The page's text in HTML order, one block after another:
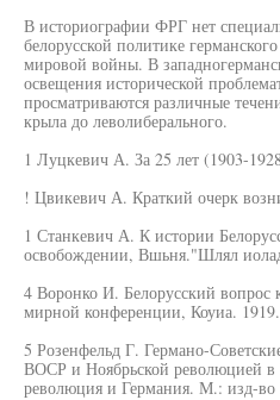
В историографии ФРГ нет
белорусской политике
мировой войны. В
освещения исторической
просматриваются различные
крыла до леволиберального.
1 Луцкевич А. За 25 лет (1903-
! Цвикевич А. Краткий очерк
1 Станкевич А. К истории
освобождении, Вшьня."Шлял
4 Воронко И. Белорусский вопрос
мирной конференции, Коуиа. 1919.
5 Розенфельд Г. Германо-
ВОСР и Ноябрьской революцией
революция и Германия. М.: изд-